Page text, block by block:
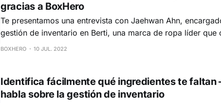
gracias a BoxHero
Te presentamos una entrevista con Jaehwan Ahn,
gestión de inventario en Berti, una marca de ropa líder que
tiendas físicas como en línea. Antes de BoxHero, controlar el inventario
BOXHERO 10 JUL. 2022
Identifica fácilmente qué ingredientes te faltan
habla sobre la gestión de inventario